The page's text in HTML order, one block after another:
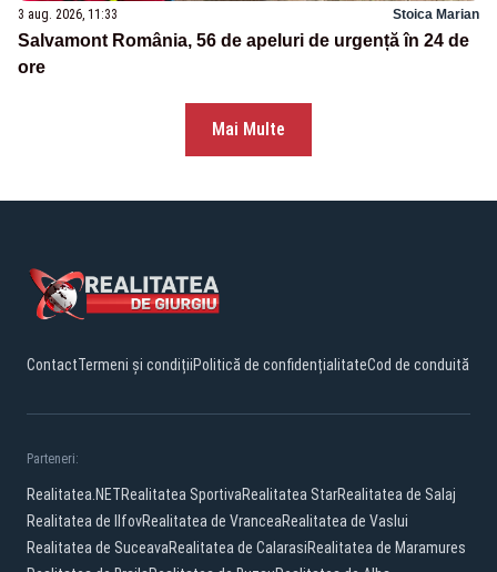
3 aug. 2026, 11:33 Stoica Marian
Salvamont România, 56 de apeluri de urgență în 24 de
ore
Mai Multe
ContactTermeni și condițiiPolitică de confidențialitateCod de conduită
Parteneri:
Realitatea.NETRealitatea SportivaRealitatea StarRealitatea de Salaj
Realitatea de IlfovRealitatea de VranceaRealitatea de Vaslui
Realitatea de SuceavaRealitatea de CalarasiRealitatea de Maramures